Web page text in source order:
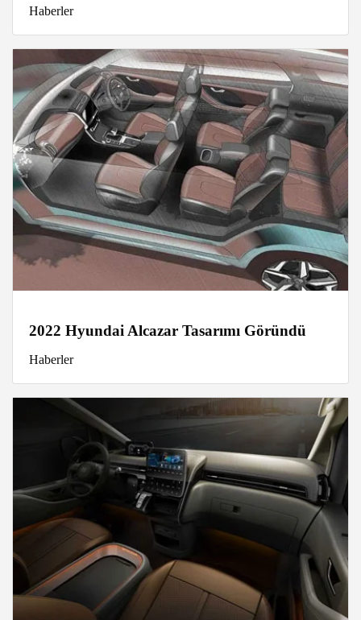
Haberler
2022 Hyundai Alcazar Tasarımı Göründü
Haberler